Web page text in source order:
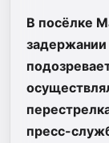
В посёлке
пресс-